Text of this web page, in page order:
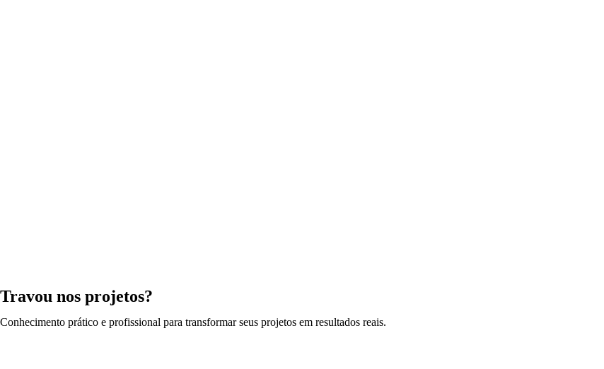
Travou nos projetos?
Conhecimento prático e profissional para transformar seus projetos em resultados reais.